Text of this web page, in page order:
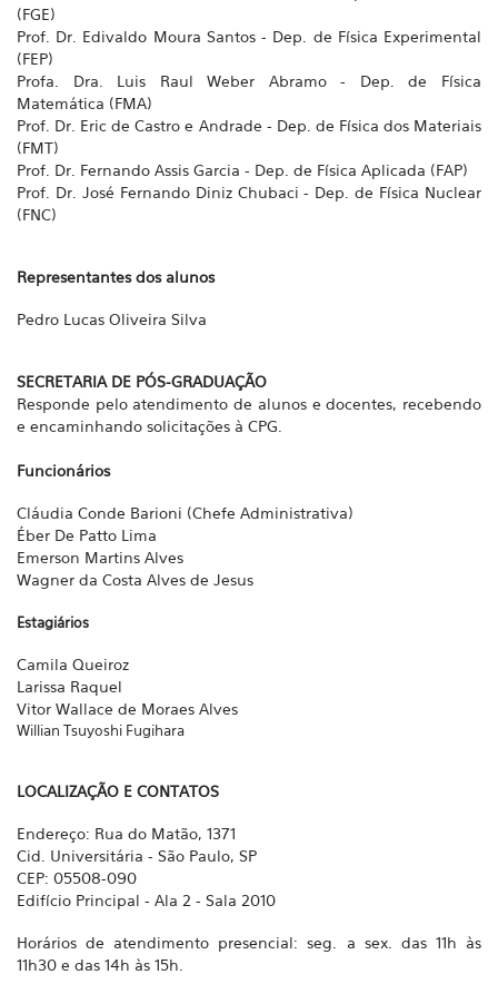
(FGE)
Prof. Dr. Edivaldo Moura Santos - Dep. de Física Experimental
(FEP)
Profa. Dra. Luis Raul Weber Abramo - Dep. de Física
Matemática (FMA)
Prof. Dr. Eric de Castro e Andrade - Dep. de Física dos Materiais
(FMT)
Prof. Dr. Fernando Assis Garcia - Dep. de Física Aplicada (FAP)
Prof. Dr. José Fernando Diniz Chubaci - Dep. de Física Nuclear
(FNC)
Representantes dos alunos
Pedro Lucas Oliveira Silva
SECRETARIA DE PÓS-GRADUAÇÃO
Responde pelo atendimento de alunos e docentes, recebendo
e encaminhando solicitações à CPG.
Funcionários
Cláudia Conde Barioni (Chefe Administrativa)
Éber De Patto Lima
Emerson Martins Alves
Wagner da Costa Alves de Jesus
Estagiários
Camila Queiroz
Larissa Raquel
Vitor Wallace de Moraes Alves
Willian Tsuyoshi Fugihara
LOCALIZAÇÃO E CONTATOS
Endereço: Rua do Matão, 1371
Cid. Universitária - São Paulo, SP
CEP: 05508-090
Edifício Principal - Ala 2 - Sala 2010
Horários de atendimento presencial: seg. a sex. das 11h às
11h30 e das 14h às 15h.